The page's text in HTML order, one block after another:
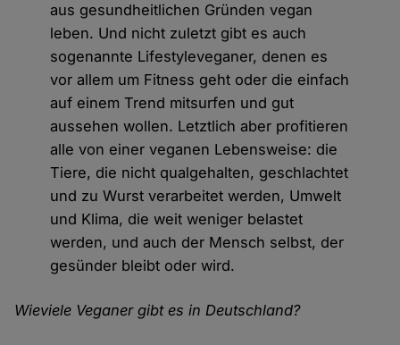
aus gesundheitlichen Gründen vegan
leben. Und nicht zuletzt gibt es auch
sogenannte Lifestyleveganer, denen es
vor allem um Fitness geht oder die einfach
auf einem Trend mitsurfen und gut
aussehen wollen. Letztlich aber profitieren
alle von einer veganen Lebensweise: die
Tiere, die nicht qualgehalten, geschlachtet
und zu Wurst verarbeitet werden, Umwelt
und Klima, die weit weniger belastet
werden, und auch der Mensch selbst, der
gesünder bleibt oder wird.
Wieviele Veganer gibt es in Deutschland?